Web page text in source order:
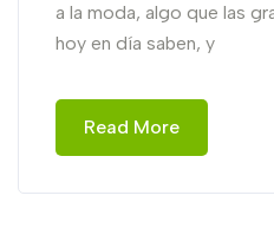
a la moda, algo que las
hoy en día saben, y
Read More